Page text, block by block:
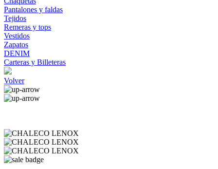
Pantalones y faldas
Tejidos
Remeras y tops
Vestidos
Zapatos
DENIM
Carteras y Billeteras
Volver